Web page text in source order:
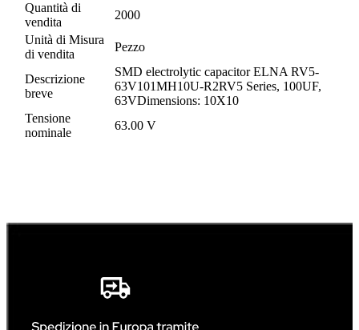
Quantità di
vendita
2000
Unità di Misura
di vendita
Pezzo
Descrizione
breve
SMD electrolytic capacitor ELNA RV5-
63V101MH10U-R2RV5 Series, 100UF,
63VDimensions: 10X10
Tensione
nominale
63.00 V